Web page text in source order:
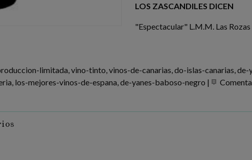
LOS ZASCANDILES DICEN
"Espectacular" L.M.M. Las Rozas
limitada vino-tinto vinos-de-canarias do-islas-canarias de-
los-mejores-vinos-de-espana de-yanes-baboso-negro |